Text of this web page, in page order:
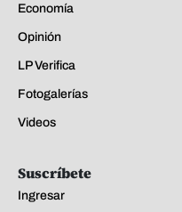
Economía
Opinión
LP Verifica
Fotogalerías
Videos
Suscríbete
Ingresar